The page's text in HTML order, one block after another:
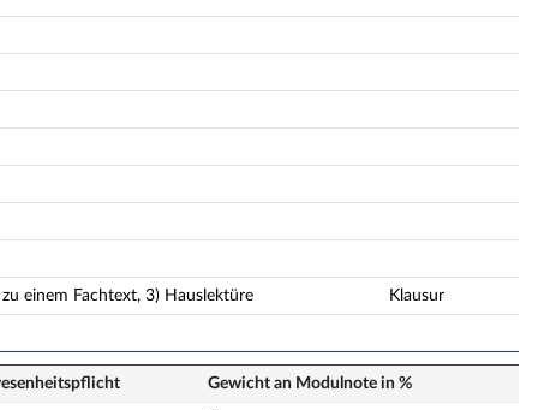
einem Fachtext, 3) Hauslektüre Klausur
Gewicht an Modulnote in %